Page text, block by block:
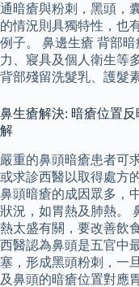
通暗瘡與粉刺，黑頭，
的情況則具獨特性，也
例子。 鼻邊生瘡 背部
力、寢具及個人衛生等
背部殘留洗髮乳、護髮
鼻生瘡解決: 暗瘡位置
解
嚴重的鼻頭暗瘡患者可
或求診西醫以取得處方
鼻頭暗瘡的成因眾多，
狀況，如胃熱及肺熱。
熱太盛有關，要改善飲
西醫認為鼻頭是五官中
塞，形成黑頭粉刺，一
及鼻頭的暗瘡位置對應